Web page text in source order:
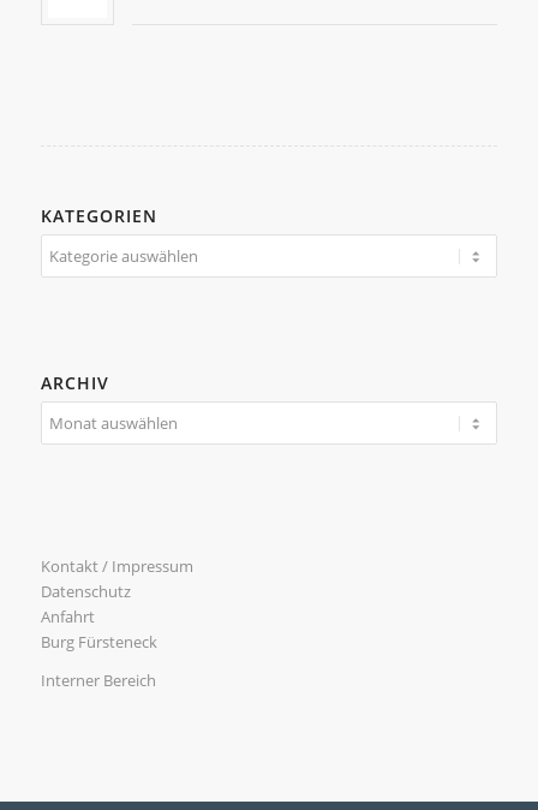
KATEGORIEN
Kategorien
ARCHIV
Kontakt / Impressum
Datenschutz
Anfahrt
Burg Fürsteneck
Interner Bereich